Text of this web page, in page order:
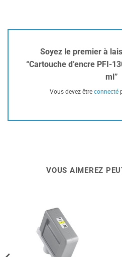
Soyez le premier à
“Cartouche d’encre PFI-
ml”
Vous devez être connecté
VOUS AIMEREZ